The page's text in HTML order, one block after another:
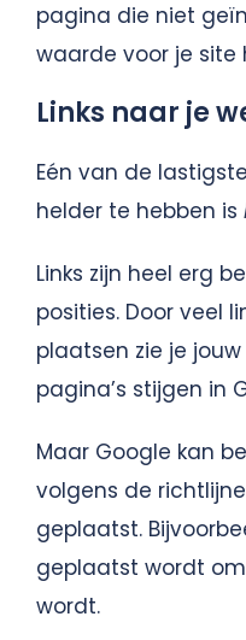
pagina die niet
waarde voor je site
Links naar je
Eén van de
helder te hebben is
Links zijn heel erg
posities. Door veel
plaatsen zie je
pagina’s stijgen in
Maar Google kan
volgens de
geplaatst.
geplaatst wordt
wordt.